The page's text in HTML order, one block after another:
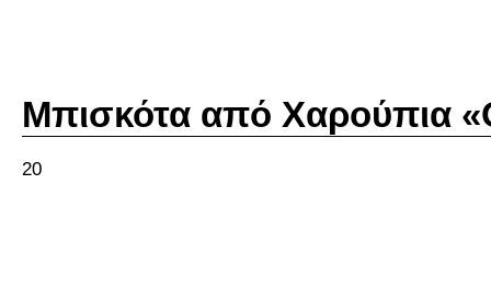
Μπισκότα από Χαρούπια
20